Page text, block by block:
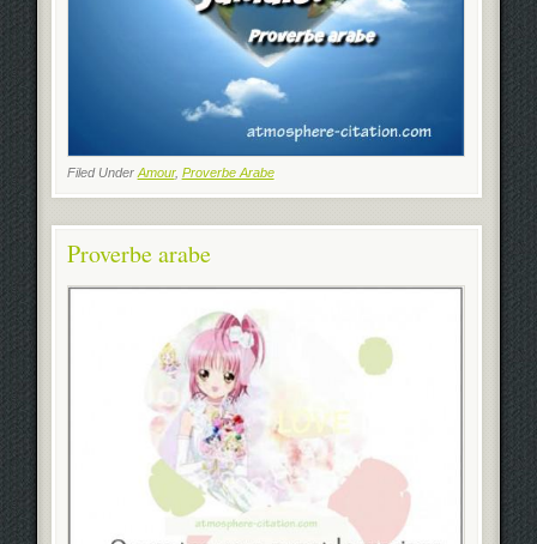
Filed Under Amour, Proverbe Arabe
Proverbe arabe